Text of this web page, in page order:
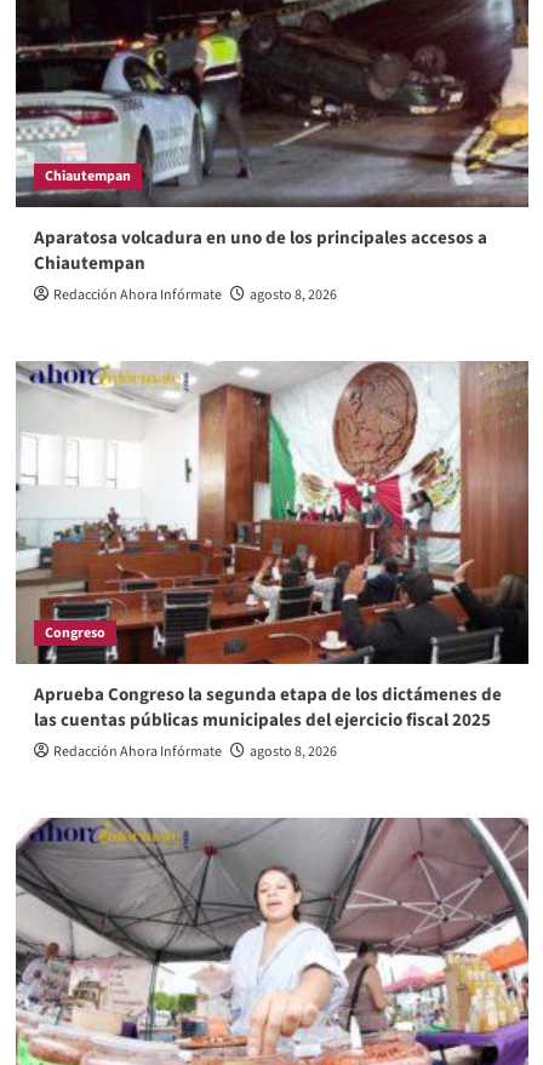
Chiautempan
Aparatosa volcadura en uno de los principales accesos a
Chiautempan
Redacción Ahora Infórmate agosto 8, 2026
Congreso
Aprueba Congreso la segunda etapa de los dictámenes de
las cuentas públicas municipales del ejercicio fiscal 2025
Redacción Ahora Infórmate agosto 8, 2026